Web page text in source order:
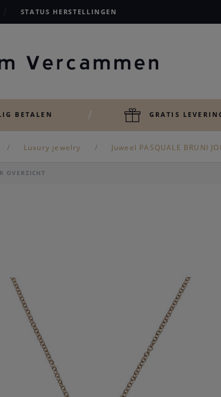
STATUS HERSTELLINGEN
BETALEN GRATIS
Luxury jewelry Juweel PASQUALE BRUNI
OVERZICHT